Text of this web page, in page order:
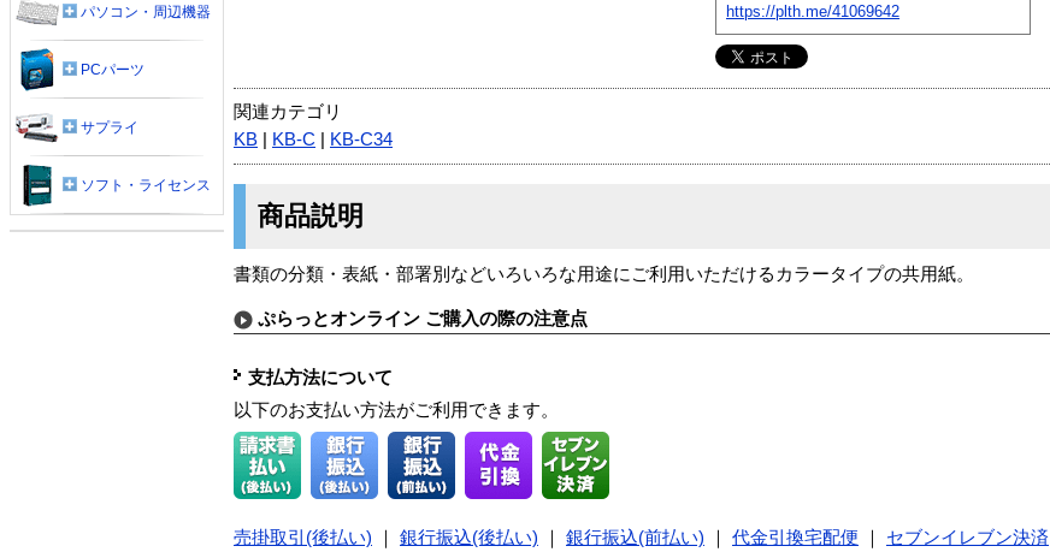
https://plth.me/41069642
関連カテゴリ
KB
KB-C KB-C34
商品説明
書類の分類・表紙・部署別などいろいろな用途にご利用いただけるカラータイプの共用紙。
ぷらっとオンライン ご購入の際の注意点
支払方法について
以下のお支払い方法がご利用できます。
売掛取引(後払い) 銀行振込(後払い) 銀行振込(前払い) 代金引換宅配便
セブンイレブン決済
パソコン・周辺機器
PCパーツ
サプライ
ソフト・ライセンス